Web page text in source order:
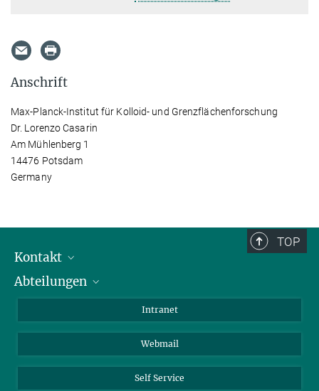
Anschrift
Max-Planck-Institut für Kolloid- und Grenzflächenforschung
Dr. Lorenzo Casarin
Am Mühlenberg 1
14476 Potsdam
Germany
TOP
Kontakt
Mitarbeiterverzeichnis
Abteilungen
Kolloidchemie
Nachhaltige und Bio-inspirierte Materialien
Intranet
Webmail
Self Service